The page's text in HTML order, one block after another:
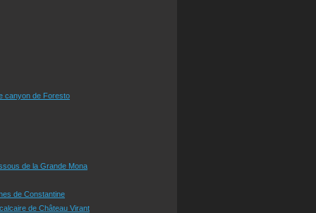
canyon de Foresto
de la Grande Mona
de Constantine
de Château Virant